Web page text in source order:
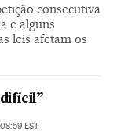
consecutiva
e alguns
leis afetam os
EST